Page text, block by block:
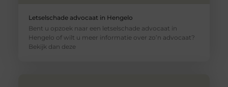
Letselschade advocaat in Hengelo
Bent u opzoek naar een letselschade advocaat in
Hengelo of wilt u meer informatie over zo’n advocaat?
Bekijk dan deze